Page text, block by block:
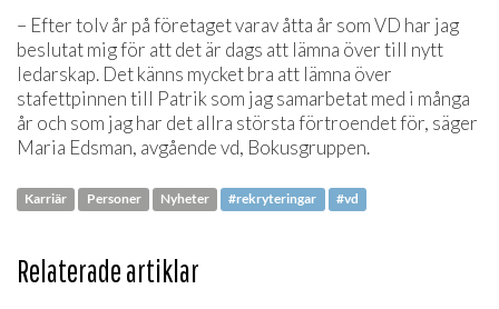
– Efter tolv år på företaget varav åtta år som VD har jag
beslutat mig för att det är dags att lämna över till nytt
ledarskap. Det känns mycket bra att lämna över
stafettpinnen till Patrik som jag samarbetat med i många
år och som jag har det allra största förtroendet för, säger
Maria Edsman, avgående vd, Bokusgruppen.
Karriär Personer Nyheter #rekryteringar #vd
Relaterade artiklar